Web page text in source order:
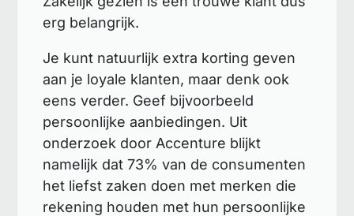
erg belangrijk.
Je kunt natuurlijk extra korting geven
aan je loyale klanten, maar denk ook
eens verder. Geef bijvoorbeeld
persoonlijke aanbiedingen. Uit
onderzoek door Accenture blijkt
namelijk dat 73% van de consumenten
het liefst zaken doen met merken die
rekening houden met hun persoonlijke